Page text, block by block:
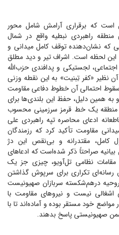
است که برقراری آرامش شامل محور
منطقه راهبردی نبطیه واقع در شمال
که نشان‌دهنده توقف کامل میدانی و
این لحظه است. اشراف تیر و دید مطلق
اجتماعی، لجستیکی و پدافندی حزب‌الله
نظیر «کفر تِبنیت» به این نقطه وزنی
احتمالی آن خطوط دفاعی مقاومت
همین دلیل، حفظ این بلندی‌ها برای
منطقه یک خط قرمز سرزمینی محسوب
ادعای محاصره تپه راهبردی علی
مقاومت تأکید کرد که رزمندگان
کامل، مقتدرانه و بی‌نقص این دژ
صراحتاً ذکر شده‌است که ادعا‌های
نظامی تل‌آویو، چیزی جز یک
تکراری برای سرپوش گذاشتن
روحیه درهم‌شکسته سربازان صهیونیست
اشغالی نیست و نیرو‌های مقاومت با
خود مستقر بوده و آماده‌اند تا با
صهیونیستی پاسخ بدهند.